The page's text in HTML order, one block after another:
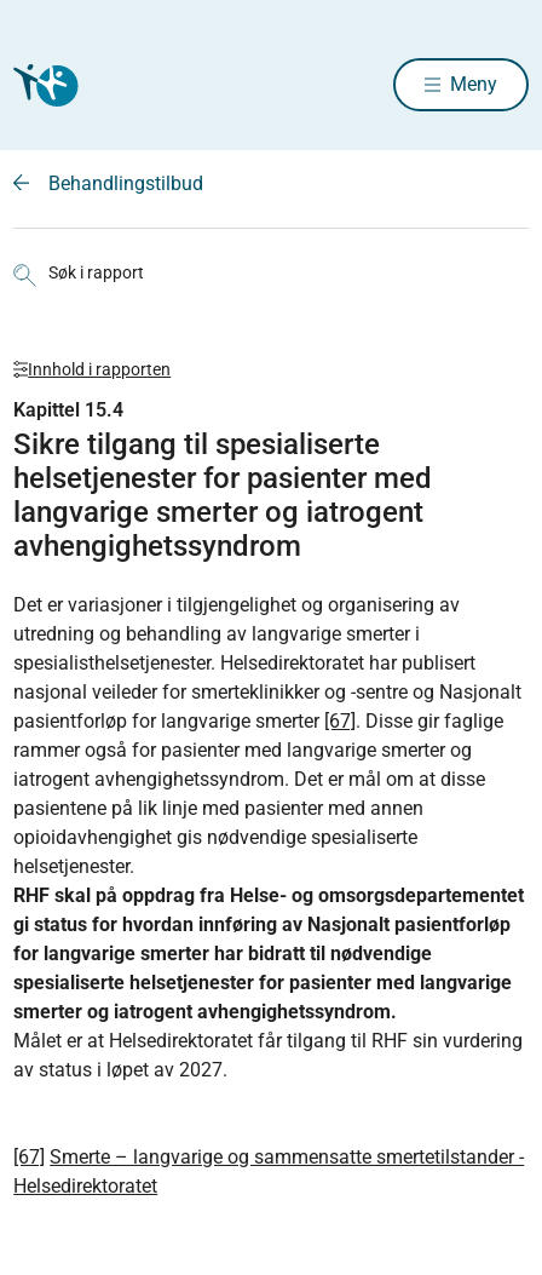
Meny
Behandlingstilbud
Søk i rapport
Innhold i rapporten
Kapittel 15.4
Sikre tilgang til spesialiserte
helsetjenester for pasienter med
langvarige smerter og iatrogent
avhengighetssyndrom
Det er variasjoner i tilgjengelighet og organisering av
utredning og behandling av langvarige smerter i
spesialisthelsetjenester. Helsedirektoratet har publisert
nasjonal veileder for smerteklinikker og -sentre og Nasjonalt
pasientforløp for langvarige smerter [67]. Disse gir faglige
rammer også for pasienter med langvarige smerter og
iatrogent avhengighetssyndrom. Det er mål om at disse
pasientene på lik linje med pasienter med annen
opioidavhengighet gis nødvendige spesialiserte
helsetjenester.
RHF skal på oppdrag fra Helse- og omsorgsdepartementet
gi status for hvordan innføring av Nasjonalt pasientforløp
for langvarige smerter har bidratt til nødvendige
spesialiserte helsetjenester for pasienter med langvarige
smerter og iatrogent avhengighetssyndrom.
Målet er at Helsedirektoratet får tilgang til RHF sin vurdering
av status i løpet av 2027.
[67] Smerte – langvarige og sammensatte smertetilstander -
Helsedirektoratet